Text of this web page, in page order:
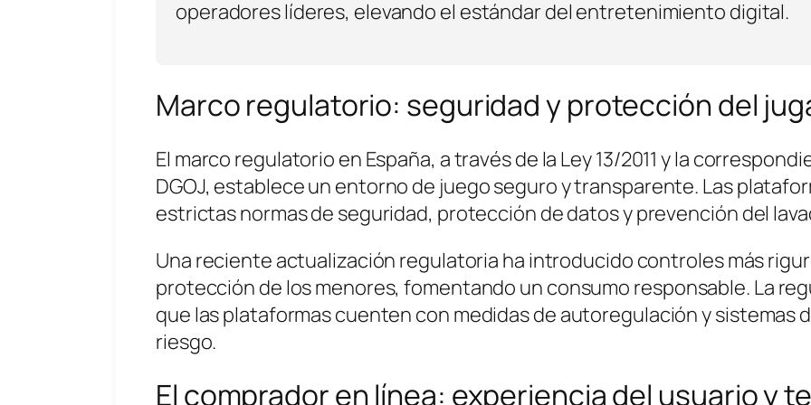
operadores líderes, elevando el estándar del entretenimiento digital.
Marco regulatorio: seguridad y protección del
El marco regulatorio en España, a través de la Ley 13/2011 y la
DGOJ, establece un entorno de juego seguro y transparente. Las
estrictas normas de seguridad, protección de datos y prevención del
Una reciente actualización regulatoria ha introducido controles más
protección de los menores, fomentando un consumo responsable. La
que las plataformas cuenten con medidas de autoregulación y sistemas
riesgo.
El comprador en línea: experiencia del usuario y